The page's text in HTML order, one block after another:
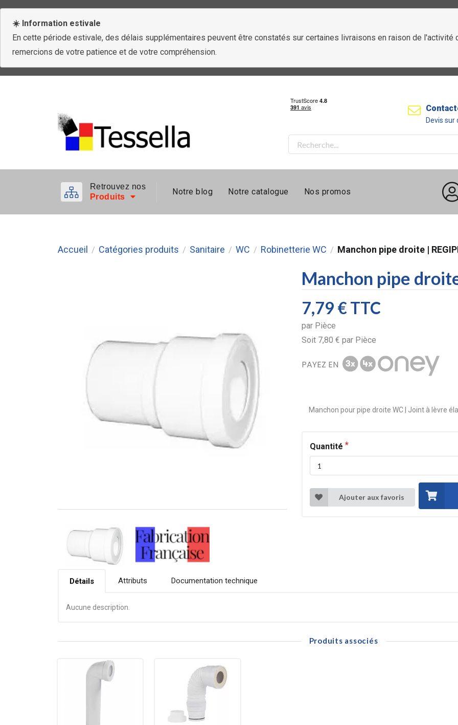
☀️ Information estivale
En cette période estivale, des délais supplémentaires peuvent être constatés sur certaines livraisons en raison de
remercions de votre patience et de votre compréhension.
Devis sur
Retrouvez nos
Produits
Notre blog Notre catalogue Nos promos
Accueil / Catégories produits / Sanitaire / WC / Robinetterie WC / Manchon pipe droite |
Manchon pipe
7,79 €TTC
par Pièce
Soit 7,80 € par Pièce
PAYEZ EN
Manchon pour pipe droite WC | Joint à lèvre
Quantité
Ajouter aux favoris
Détails Attributs Documentation technique
Aucune description.
Produits associés